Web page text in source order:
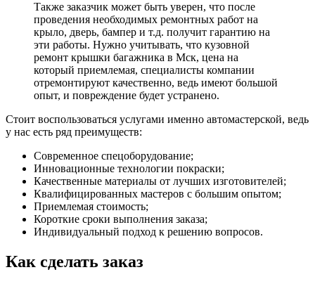
Также заказчик может быть уверен, что после
проведения необходимых ремонтных работ на
крыло, дверь, бампер и т.д. получит гарантию на
эти работы. Нужно учитывать, что кузовной
ремонт крышки багажника в Мск, цена на
который приемлемая, специалисты компании
отремонтируют качественно, ведь имеют большой
опыт, и повреждение будет устранено.
Стоит воспользоваться услугами именно автомастерской, ведь
у нас есть ряд преимуществ:
Современное спецоборудование;
Инновационные технологии покраски;
Качественные материалы от лучших изготовителей;
Квалифицированных мастеров с большим опытом;
Приемлемая стоимость;
Короткие сроки выполнения заказа;
Индивидуальный подход к решению вопросов.
Как сделать заказ